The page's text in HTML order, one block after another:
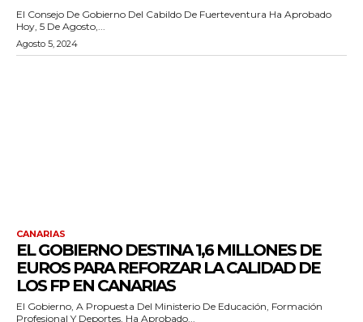
El Consejo De Gobierno Del Cabildo De Fuerteventura Ha Aprobado
Hoy, 5 De Agosto,...
Agosto 5, 2024
CANARIAS
EL GOBIERNO DESTINA 1,6 MILLONES DE
EUROS PARA REFORZAR LA CALIDAD DE
LOS FP EN CANARIAS
El Gobierno, A Propuesta Del Ministerio De Educación, Formación
Profesional Y Deportes, Ha Aprobado...